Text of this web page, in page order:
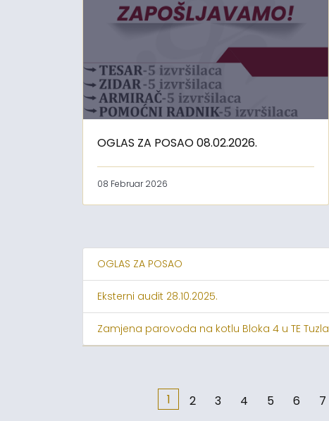
OGLAS ZA POSAO 08.02.2026.
08 Februar 2026
OGLAS ZA POSAO
Eksterni audit 28.10.2025.
Zamjena parovoda na kotlu Bloka 4 u TE Tuzla
1 2 3 4 5 6 7